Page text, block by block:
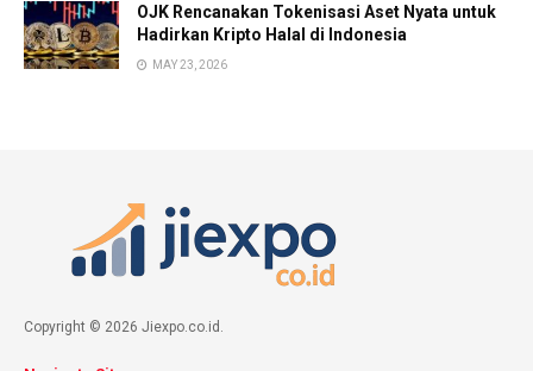
OJK Rencanakan Tokenisasi Aset Nyata untuk
Hadirkan Kripto Halal di Indonesia
MAY 23, 2026
Copyright © 2026 Jiexpo.co.id.